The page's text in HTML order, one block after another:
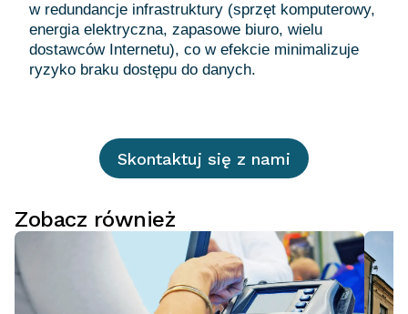
w redundancje infrastruktury (sprzęt komputerowy,
energia elektryczna, zapasowe biuro, wielu
dostawców Internetu), co w efekcie minimalizuje
Skontaktuj się z nami
Zobacz również